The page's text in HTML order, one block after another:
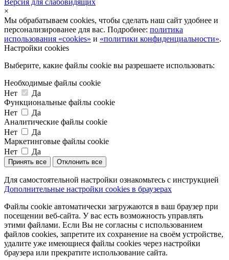
×
Мы обрабатываем cookies, чтобы сделать наш сайт удобнее и
персонализированее для вас. Подробнее: политика
использования «cookies» и «политики конфиденциальности».
Настройки cookies
Выберите, какие файлы cookie вы разрешаете использовать:
Необходимые файлы cookie
Нет
Да
Функциональные файлы cookie
Нет
Да
Аналитические файлы cookie
Нет
Да
Маркетинговые файлы cookie
Нет
Да
Принять все Отклонить все
Для самостоятельной настройки ознакомьтесь с инструкцией
Дополнительные настройки cookies в браузерах
Файлы cookie автоматически загружаются в ваш браузер при
посещении веб-сайта. У вас есть возможность управлять
этими файлами. Если Вы не согласны с использованием
файлов cookies, запретите их сохранение на своём устройстве,
удалите уже имеющиеся файлы cookies через настройки
браузера или прекратите использование сайта.